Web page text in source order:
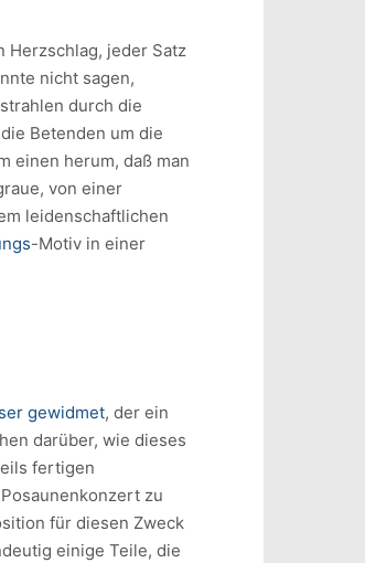
Herzschlag, jeder Satz
nicht sagen,
durch die
Betenden um die
einen herum, daß man
von einer
leidenschaftlichen
-Motiv in einer
gewidmet, der ein
darüber, wie dieses
fertigen
zu
für diesen Zweck
einige Teile, die